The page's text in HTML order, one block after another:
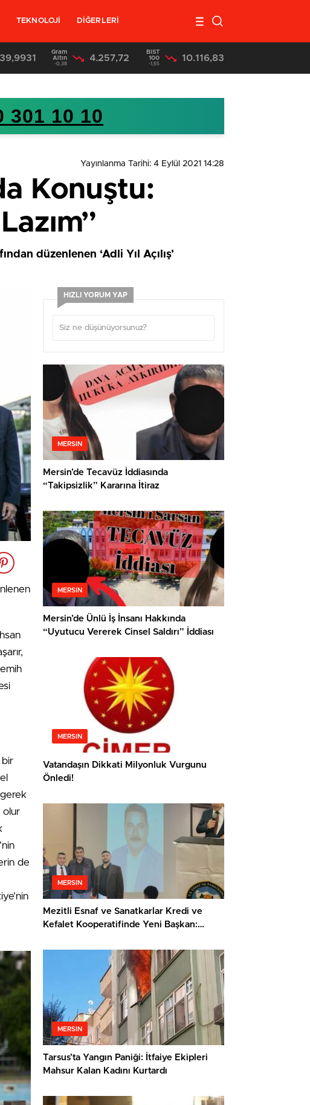
TEKNOLOJİ DİĞERLERİ
17:36 / Mersin’de Uyuşturucu Satıcılarına Operasyon 3 Tutuklama
39,9931
Gram
Altın
-0,38
4.257,72
BIST
100
-1,55
10.116,83
301 10 10
Yayınlanma Tarihi: 4 Eylül 2021 14:28
Konuştu:
düzenlenen ‘Adli Yıl Açılış’
bir
olur
de
HIZLI YORUM YAP
MERSIN
Mersin’de Tecavüz İddiasında
“Takipsizlik” Kararına İtiraz
MERSIN
Mersin’de Ünlü İş İnsanı Hakkında
“Uyutucu Vererek Cinsel Saldırı” İddiası
MERSIN
Vatandaşın Dikkati Milyonluk Vurgunu
Önledi!
MERSIN
Mezitli Esnaf ve Sanatkarlar Kredi ve
Kefalet Kooperatifinde Yeni Başkan:
MERSIN
Tarsus’ta Yangın Paniği: İtfaiye Ekipleri
Mahsur Kalan Kadını Kurtardı